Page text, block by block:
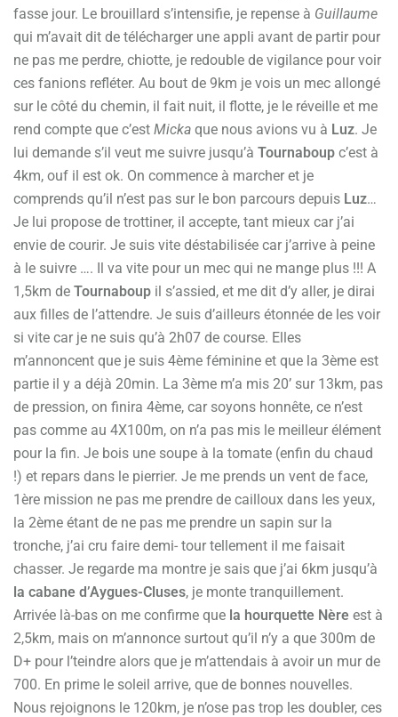
fasse jour. Le brouillard s’intensifie, je repense à Guillaume
qui m’avait dit de télécharger une appli avant de partir pour
ne pas me perdre, chiotte, je redouble de vigilance pour voir
ces fanions refléter. Au bout de 9km je vois un mec allongé
sur le côté du chemin, il fait nuit, il flotte, je le réveille et me
rend compte que c’est Micka que nous avions vu à Luz. Je
lui demande s’il veut me suivre jusqu’à Tournaboup c’est à
4km, ouf il est ok. On commence à marcher et je
comprends qu’il n’est pas sur le bon parcours depuis Luz…
Je lui propose de trottiner, il accepte, tant mieux car j’ai
envie de courir. Je suis vite déstabilisée car j’arrive à peine
à le suivre …. Il va vite pour un mec qui ne mange plus !!! A
1,5km de Tournaboup il s’assied, et me dit d’y aller, je dirai
aux filles de l’attendre. Je suis d’ailleurs étonnée de les voir
si vite car je ne suis qu’à 2h07 de course. Elles
m’annoncent que je suis 4ème féminine et que la 3ème est
partie il y a déjà 20min. La 3ème m’a mis 20’ sur 13km, pas
de pression, on finira 4ème, car soyons honnête, ce n’est
pas comme au 4X100m, on n’a pas mis le meilleur élément
pour la fin. Je bois une soupe à la tomate (enfin du chaud
!) et repars dans le pierrier. Je me prends un vent de face,
1ère mission ne pas me prendre de cailloux dans les yeux,
la 2ème étant de ne pas me prendre un sapin sur la
tronche, j’ai cru faire demi- tour tellement il me faisait
chasser. Je regarde ma montre je sais que j’ai 6km jusqu’à
la cabane d’Aygues-Cluses, je monte tranquillement.
Arrivée là-bas on me confirme que la hourquette Nère est à
2,5km, mais on m’annonce surtout qu’il n’y a que 300m de
D+ pour l’teindre alors que je m’attendais à avoir un mur de
700. En prime le soleil arrive, que de bonnes nouvelles.
Nous rejoignons le 120km, je n’ose pas trop les doubler, ces